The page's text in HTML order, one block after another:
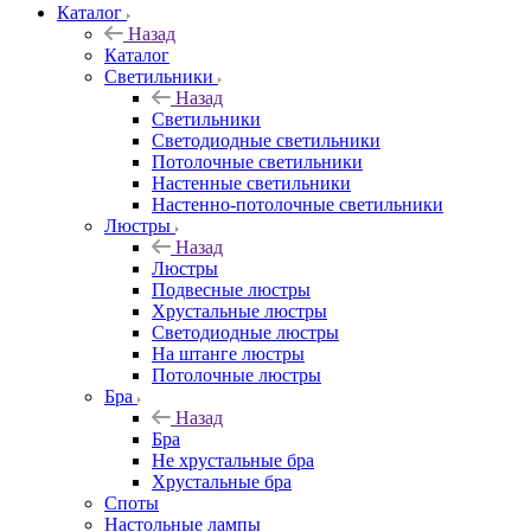
Каталог
Назад
Каталог
Светильники
Назад
Светильники
Светодиодные светильники
Потолочные светильники
Настенные светильники
Настенно-потолочные светильники
Люстры
Назад
Люстры
Подвесные люстры
Хрустальные люстры
Светодиодные люстры
На штанге люстры
Потолочные люстры
Бра
Назад
Бра
Не хрустальные бра
Хрустальные бра
Споты
Настольные лампы